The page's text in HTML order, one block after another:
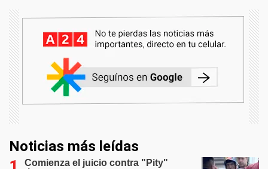
Noticias más leídas
Comienza el juicio contra "Pity"